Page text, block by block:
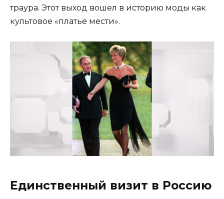
траура. Этот выход вошел в историю моды как
культовое «платье мести».
Единственный визит в Россию